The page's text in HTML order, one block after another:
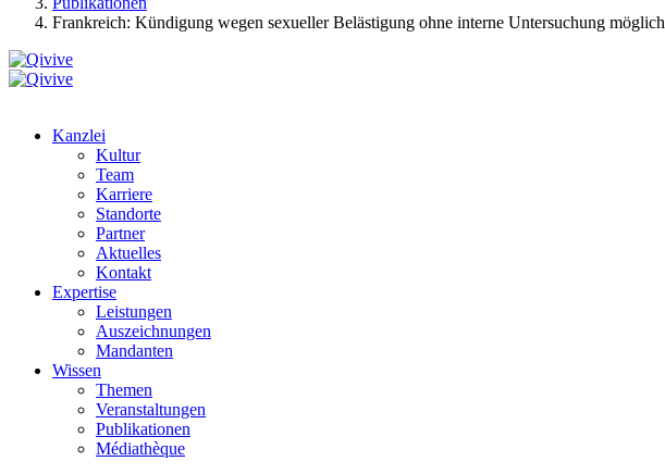
Frankreich: Kündigung wegen sexueller Belästigung ohne interne Untersuchung möglich
Kanzlei
Kultur
Team
Karriere
Standorte
Partner
Aktuelles
Kontakt
Expertise
Leistungen
Auszeichnungen
Mandanten
Wissen
Themen
Veranstaltungen
Publikationen
Médiathèque